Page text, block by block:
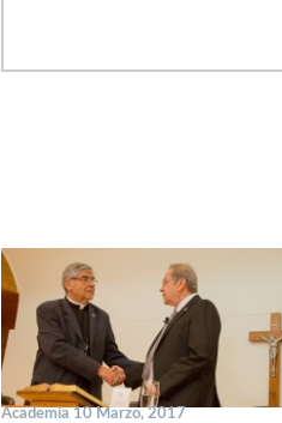
Academia 10 Marzo, 2017